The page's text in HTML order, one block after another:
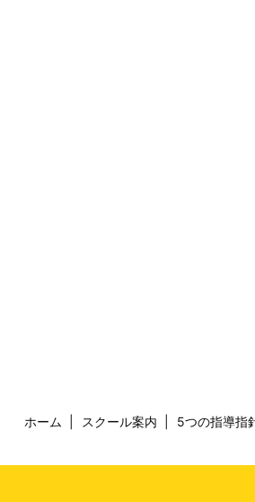
ホーム スクール案内 5つの指導指